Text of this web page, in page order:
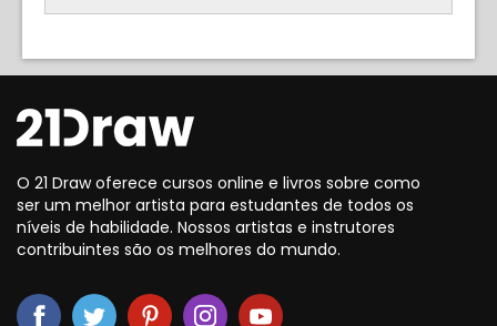
O 21 Draw oferece cursos online e livros sobre como
ser um melhor artista para estudantes de todos os
níveis de habilidade. Nossos artistas e instrutores
contribuintes são os melhores do mundo.